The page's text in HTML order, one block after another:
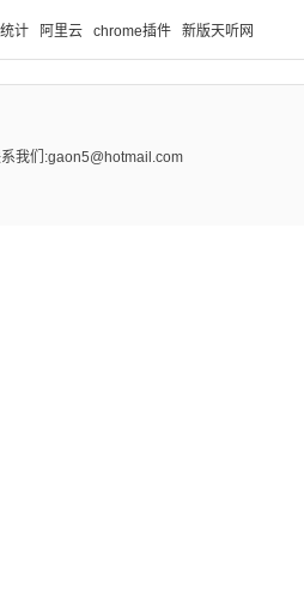
计 阿里云 chrome插件 新版天听网
我们:gaon5@hotmail.com